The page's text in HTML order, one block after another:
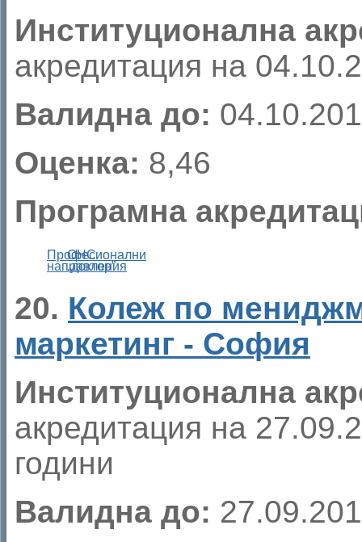
Институционална
акредитация на
Валидна до:
Оценка: 8,46
Програмна
Професионални
направления
ОНС
„доктор”
20. Колеж по
маркетинг - София
Институционална
акредитация на
години
Валидна до: